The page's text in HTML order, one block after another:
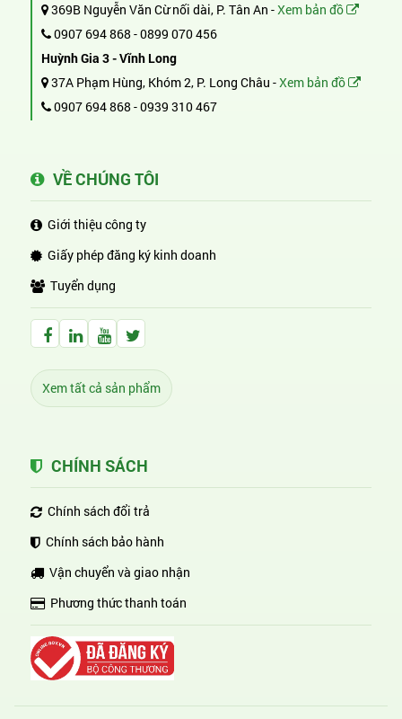
369B Nguyễn Văn Cừ nối dài, P. Tân An -Xem bản đồ
0907 694 868 -0899 070 456
Huỳnh Gia 3 - Vĩnh Long
37A Phạm Hùng, Khóm 2, P. Long Châu -Xem bản đồ
0907 694 868 -0939 310 467
VỀ CHÚNG TÔI
Giới thiệu công ty
Giấy phép đăng ký kinh doanh
Tuyển dụng
Facebook Huỳnh Gia Alpha
LinkedIn Huỳnh Gia Alpha
YouTube Huỳnh Gia Alpha
Twitter Huỳnh Gia Alpha
Xem tất cả sản phẩm
CHÍNH SÁCH
Chính sách đổi trả
Chính sách bảo hành
Vận chuyển và giao nhận
Phương thức thanh toán